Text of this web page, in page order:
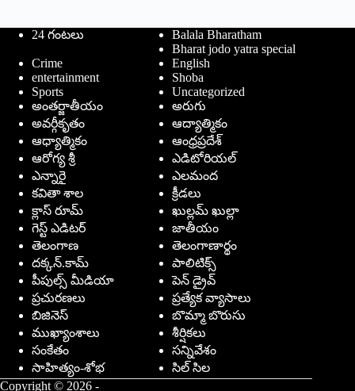
24 గంటలు
Balala Bharatham
Bharat jodo yatra special
Crime
English
entertainment
Shoba
Sports
Uncategorized
అంతర్జాతీయం
అరుగు
అవర్గీకృతం
ఆద్యాత్మికం
ఆధ్యాత్మికం
ఆంధ్రప్రదేశ్
ఆరోగ్య శ్రీ
ఎడిటోరియల్
ఎన్నారై
ఎలమంద
కవితా శాల
క్రీడలు
క్లాస్ రూమ్
ఖుల్లమ్ ఖుల్లా
గెస్ట్ ఎడిటర్
జాతీయం
తెలంగాణ
తెలంగాణార్థం
దక్కన్.కామ్
పాలిటిక్స్
పీపుల్స్ ‌మీడియా
పెన్ డ్రైవ్
ప్రచురణలు
ప్రత్యేక వ్యాసాలు
బిజినెస్
బొమ్మా బొరుసు
ముఖ్యాంశాలు
శీర్షికలు
సంకేతం
సన్నివేశం
సాహిత్యం-శోభ
సిల్ సిల
Copyright © 2026 -